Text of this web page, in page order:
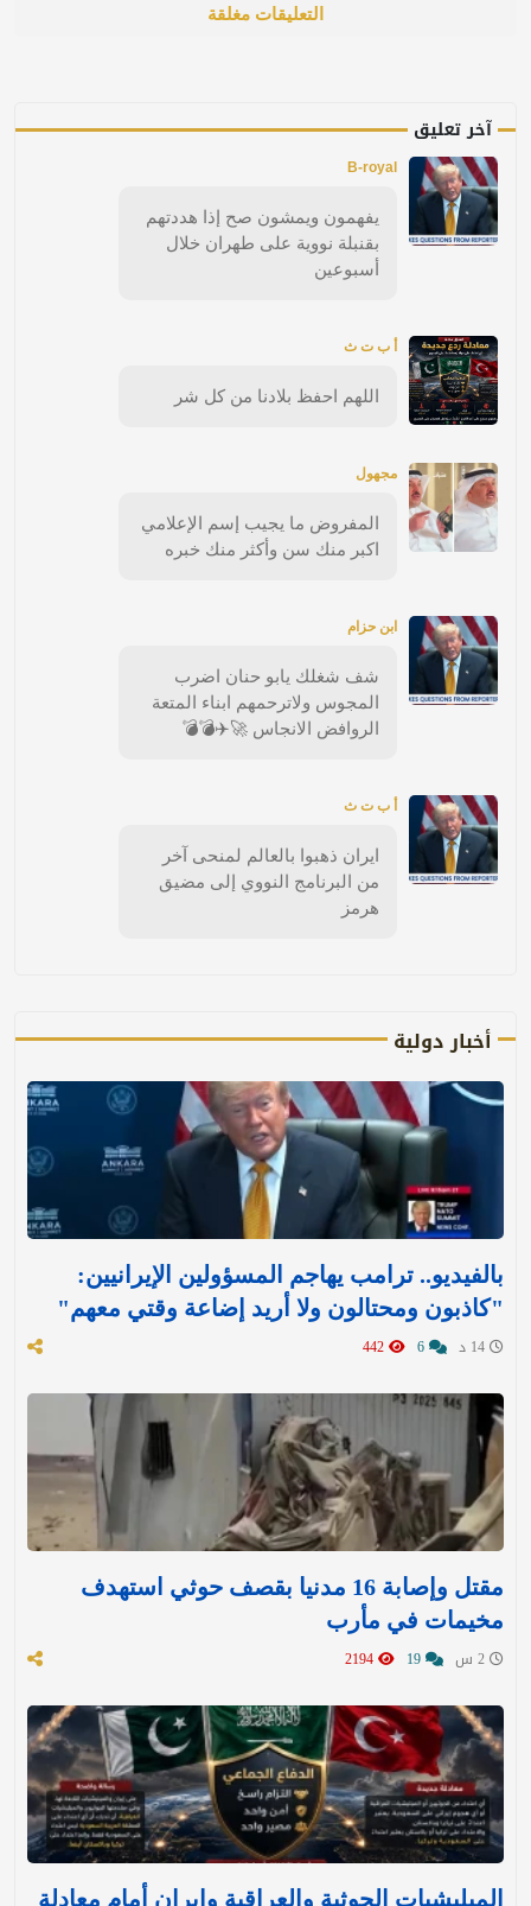
التعليقات مغلقة
آخر تعليق
B-royal
يفهمون ويمشون صح إذا هددتهم
بقنبلة نووية على طهران خلال
أسبوعين
أ ب ت ث
اللهم احفظ بلادنا من كل شر
مجهول
المفروض ما يجيب إسم الإعلامي
اكبر منك سن وأكثر منك خبره
ابن حزام
شف شغلك يابو حنان اضرب
المجوس ولاترحمهم ابناء المتعة
الروافض الانجاس 🚀✈️💣💣
أ ب ت ث
ايران ذهبوا بالعالم لمنحى آخر
من البرنامج النووي إلى مضيق
هرمز
أخبار دولية
بالفيديو.. ترامب يهاجم المسؤولين الإيرانيين:
"كاذبون ومحتالون ولا أريد إضاعة وقتي معهم"
مقتل وإصابة 16 مدنيا بقصف حوثي استهدف
مخيمات في مأرب
الميليشيات الحوثية والعراقية وإيران أمام معادلة